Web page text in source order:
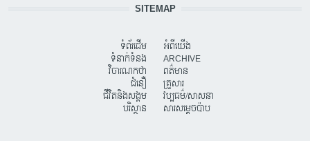
SITEMAP
ទំព័រដើម
ទំនាក់ទំនង
វិចារណកថា
ជំនឿ
ជីវិតនិងសង្គម
បរិស្ថាន
អំពីយើង
ARCHIVE
ពត៌មាន
គ្រួសារ
វប្បធម៌/សាសនា
សារសម្តេចប៉ាប